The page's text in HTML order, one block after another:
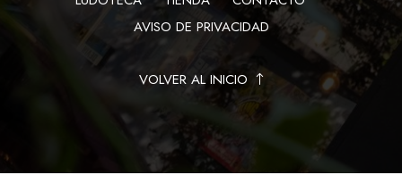
AVISO DE PRIVACIDAD
VOLVER AL INICIO